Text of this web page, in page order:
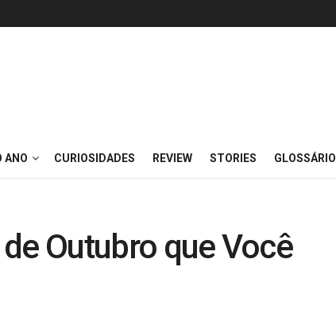
ANO CURIOSIDADES REVIEW STORIES GLOSSÁRIO
Outubro que Você